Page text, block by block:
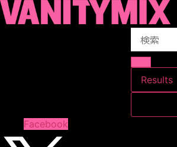
コ
ン
プ
Search
Results
Facebook